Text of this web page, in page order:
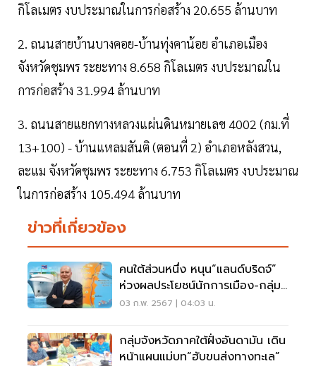
กิโลเมตร งบประมาณในการก่อสร้าง 20.655 ล้านบาท
2. ถนนสายบ้านบางคอย-บ้านทุ่งคาน้อย อำเภอเมือง
จังหวัดชุมพร ระยะทาง 8.658 กิโลเมตร งบประมาณใน
การก่อสร้าง 31.994 ล้านบาท
3. ถนนสายแยกทางหลวงแผ่นดินหมายเลข 4002 (กม.ที่
13+100) - บ้านแหลมสันติ (ตอนที่ 2) อำเภอหลังสวน,
ละแม จังหวัดชุมพร ระยะทาง 6.753 กิโลเมตร งบประมาณ
ในการก่อสร้าง 105.494 ล้านบาท
ข่าวที่เกี่ยวข้อง
คนใต้ส่วนหนึ่ง หนุน“แลนด์บริดจ์”
ห่วงผลประโยชน์นักการเมือง-กลุ่ม
ทุน
03 ก.พ. 2567 | 04:03 น.
กลุ่มจังหวัดภาคใต้ฝั่งอันดามัน เดิน
หน้าแผนแม่บท“ฮับขนส่งทางทะเล”